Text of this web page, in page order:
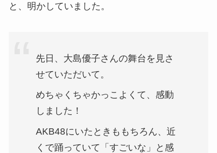
と、明かしていました。
先日、大島優子さんの舞台を見さ
せていただいて。
めちゃくちゃかっこよくて、感動
しました！
AKB48にいたときももちろん、近
くで踊っていて「すごいな」と感